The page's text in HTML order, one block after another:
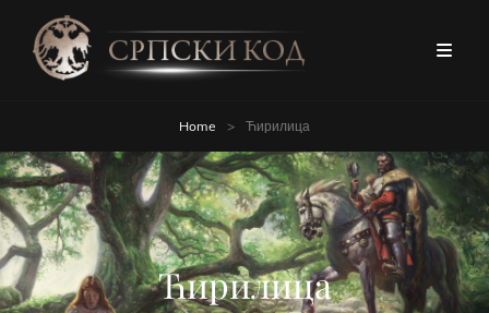
Home > Ћирилица
Ћирилица